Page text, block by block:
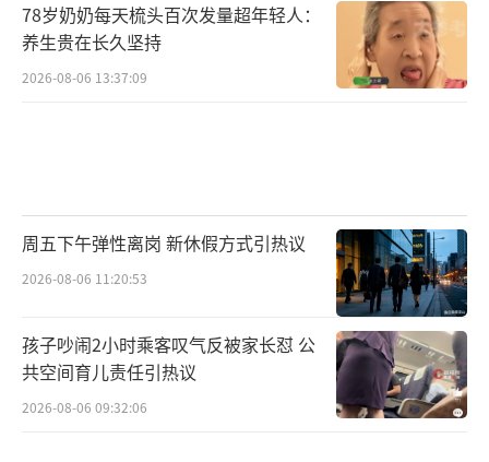
78岁奶奶每天梳头百次发量超年轻人：
养生贵在长久坚持
2026-08-06 13:37:09
周五下午弹性离岗 新休假方式引热议
2026-08-06 11:20:53
孩子吵闹2小时乘客叹气反被家长怼 公
共空间育儿责任引热议
2026-08-06 09:32:06